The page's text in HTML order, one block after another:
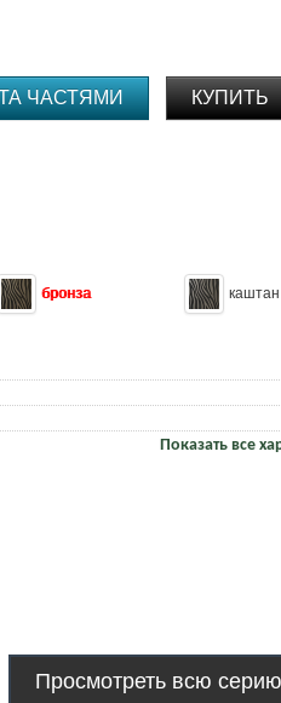
ЧАСТЯМИ КУПИТЬ
бронза каштан
Показать все
Просмотреть всю